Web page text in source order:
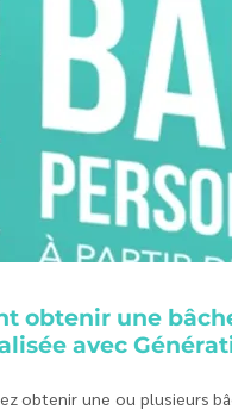
obtenir une
avec
obtenir une ou plusieurs